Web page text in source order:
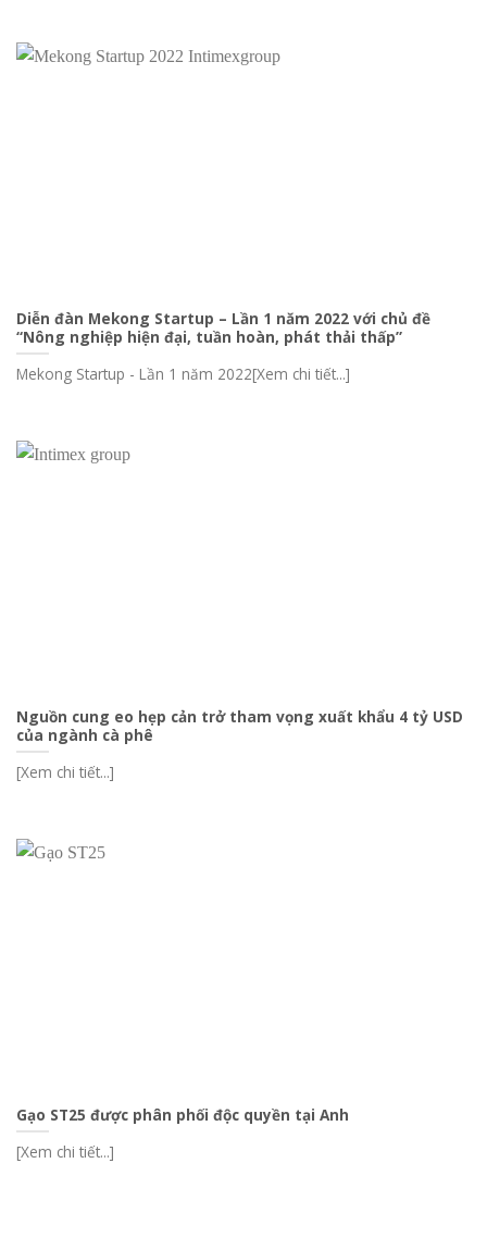
Diễn đàn Mekong Startup – Lần 1 năm 2022 với chủ đề
“Nông nghiệp hiện đại, tuần hoàn, phát thải thấp”
Mekong Startup - Lần 1 năm 2022[Xem chi tiết...]
Nguồn cung eo hẹp cản trở tham vọng xuất khẩu 4 tỷ USD
của ngành cà phê
[Xem chi tiết...]
Gạo ST25 được phân phối độc quyền tại Anh
[Xem chi tiết...]